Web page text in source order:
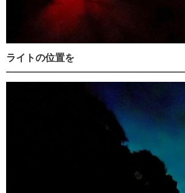
ライトの位置を